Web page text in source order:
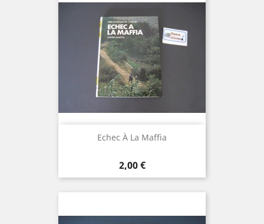
Echec À La Maffia
Prix
2,00 €